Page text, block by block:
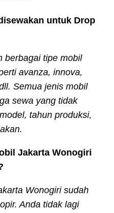
untuk Drop
berbagai tipe mobil
avanza, innova,
Semua jenis mobil
sewa yang tidak
tahun produksi,
Jakarta Wonogiri
Wonogiri sudah
Anda tidak lagi